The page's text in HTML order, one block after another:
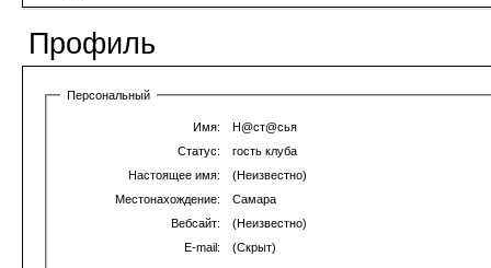
Профиль
Персональный
Имя:
Н@ст@сья
Статус:
гость клуба
Настоящее имя:
(Неизвестно)
Местонахождение:
Самара
Вебсайт:
(Неизвестно)
E-mail:
(Скрыт)